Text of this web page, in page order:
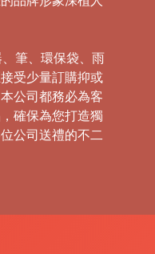
筆、環保袋、雨
受少量訂購抑或
公司都務必為客
確保為您打造獨
公司送禮的不二